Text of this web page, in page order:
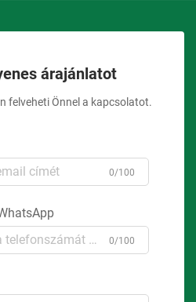
árajánlatot
felveheti Önnel a kapcsolatot.
0/100
0/100